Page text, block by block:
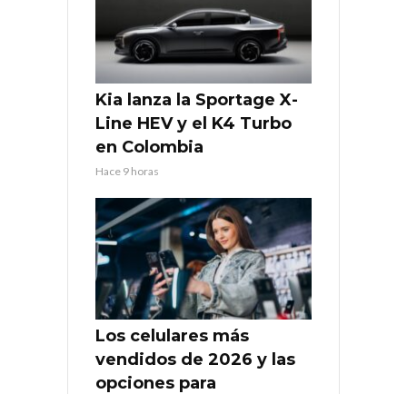
Kia lanza la Sportage X-
Line HEV y el K4 Turbo
en Colombia
Hace 9 horas
Los celulares más
vendidos de 2026 y las
opciones para